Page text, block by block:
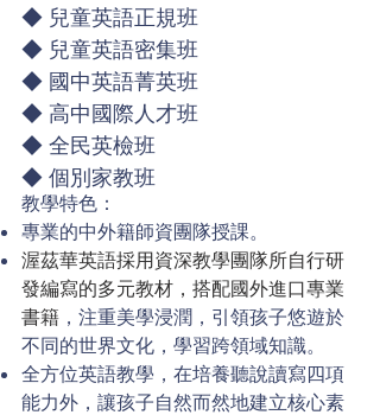
教學特色：
專業的中外籍師資團隊授課。
渥茲華英語採用資深教學團隊所自行研
發編寫的多元教材，搭配國外進口專業
書籍 ，注重美學浸潤，引領孩子悠遊於
不同的世界文化，學習跨領域知識。
​全方位英語教學，在培養聽說讀寫四項
能力外，讓孩子自然而然地建立核心素
◆ 兒童英語正規班
◆ 兒童英語密集班
◆ 國中英語菁英班
◆ 高中國際人才班
◆ 全民英檢班
◆ 個別家教班